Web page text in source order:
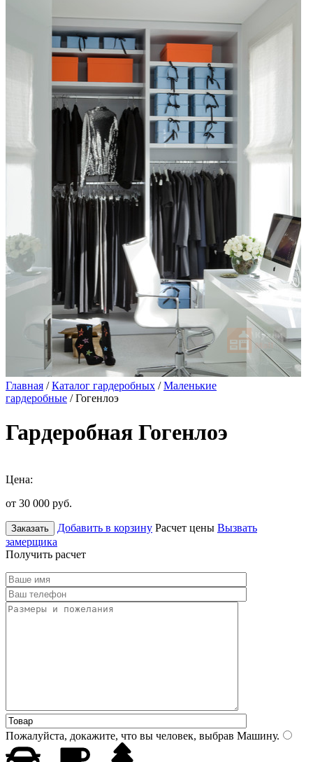
Главная /Каталог гардеробных /Маленькие
гардеробные / Гогенлоэ
Гардеробная Гогенлоэ
Цена:
от 30 000 руб.
Заказать Добавить в корзину Расчет цены Вызвать
замерщика
Получить расчет
Пожалуйста, докажите, что вы человек, выбрав Машину.